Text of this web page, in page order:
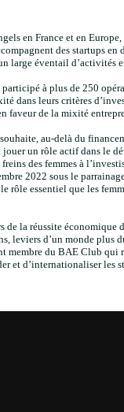
en France et en
des startups en
large éventail
à plus de 250
dans leurs critères
faveur de la mixité
au-delà du
un rôle actif dans le
des femmes à
2022 sous le
rôle essentiel que les
la réussite économique
leviers d’un monde plus
membre du BAE Club
et d’internationaliser les